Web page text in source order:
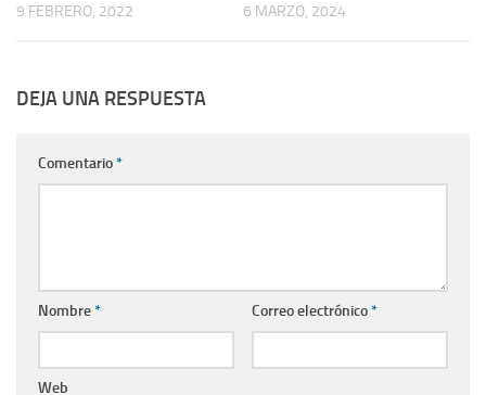
9 FEBRERO, 2022 6 MARZO, 2024
DEJA UNA RESPUESTA
Comentario*
Nombre* Correo electrónico*
Web